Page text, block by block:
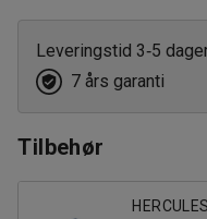
Leveringstid 3‑5
7 års garanti
Tilbehør
HERCULES